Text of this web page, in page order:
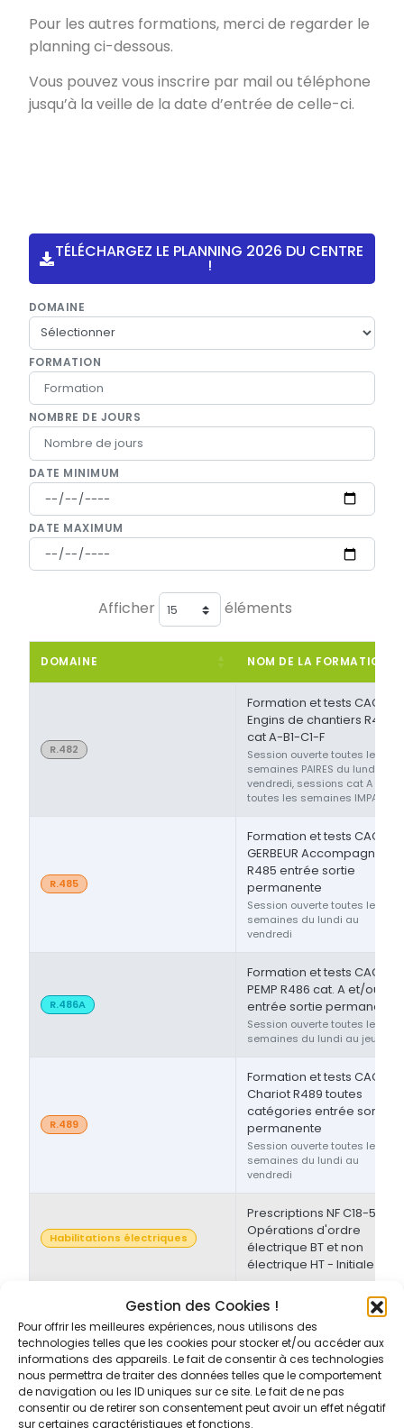
Gestion des Cookies !
Pour offrir les meilleures expériences, nous utilisons des
technologies telles que les cookies pour stocker et/ou accéder aux
informations des appareils. Le fait de consentir à ces technologies
nous permettra de traiter des données telles que le comportement
de navigation ou les ID uniques sur ce site. Le fait de ne pas
consentir ou de retirer son consentement peut avoir un effet négatif
sur certaines caractéristiques et fonctions.
Pour les autres formations, merci de regarder le
planning ci-dessous.
Vous pouvez vous inscrire par mail ou téléphone
jusqu’à la veille de la date d’entrée de celle-ci.
TÉLÉCHARGEZ LE PLANNING 2026 DU CENTRE
!
DOMAINE
FORMATION
NOMBRE DE JOURS
DATE MINIMUM
DATE MAXIMUM
Afficher éléments
DOMAINE NOM DE LA FORMATION
R.482
Formation et tests CACES®
Engins de chantiers R482
cat A-B1-C1-F
Session ouverte toutes les
semaines PAIRES du lundi au
vendredi, sessions cat A ou F
toutes les semaines IMPAIRES
R.485
Formation et tests CACES®
GERBEUR Accompagnant
R485 entrée sortie
permanente
Session ouverte toutes les
semaines du lundi au
vendredi
R.486A
Formation et tests CACES®
PEMP R486 cat. A et/ou B
entrée sortie permanente
Session ouverte toutes les
semaines du lundi au jeudi
R.489
Formation et tests CACES®
Chariot R489 toutes
catégories entrée sortie
permanente
Session ouverte toutes les
semaines du lundi au
vendredi
Habilitations électriques
Prescriptions NF C18-510 -
Opérations d'ordre
électrique BT et non
électrique HT - Initiale
Habilitations électriques
Prescriptions NF C18-510 -
Opérations d'ordre non-
électrique BT et/ou HT -
Initiale/Recyclage
Prescriptions NF C18-510 -
Opérations d'ordre non-